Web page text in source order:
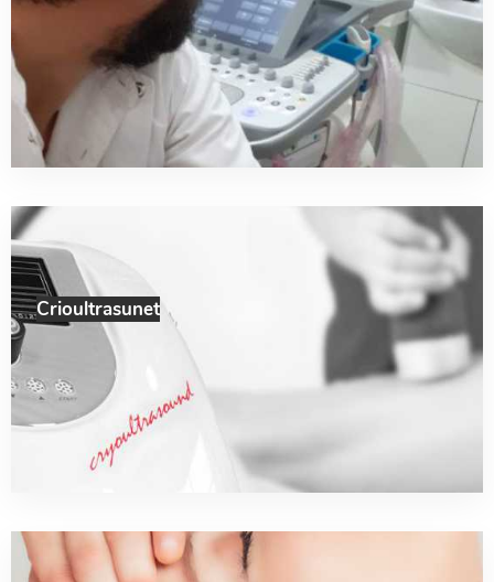
Crioultrasunet